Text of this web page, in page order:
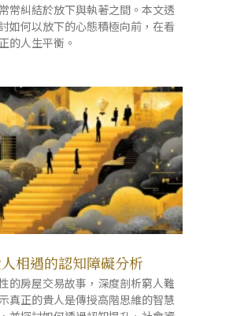
常糾結於放下與執著之間。本文透
如何以放下的心態積極向前，在看
的人生平衡。
相遇的認知障礙分析
的房屋交易故事，深度剖析窮人難
真正的貴人是傳授高階思維的智慧